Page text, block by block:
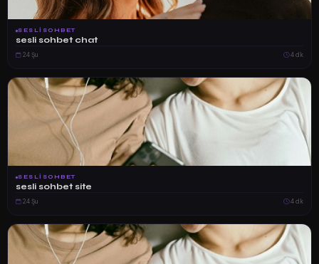
SESLISOHBET
sesli sohbet chat
24 Şu 4 dk
SESLISOHBET
sesli sohbet site
24 Şu 4 dk